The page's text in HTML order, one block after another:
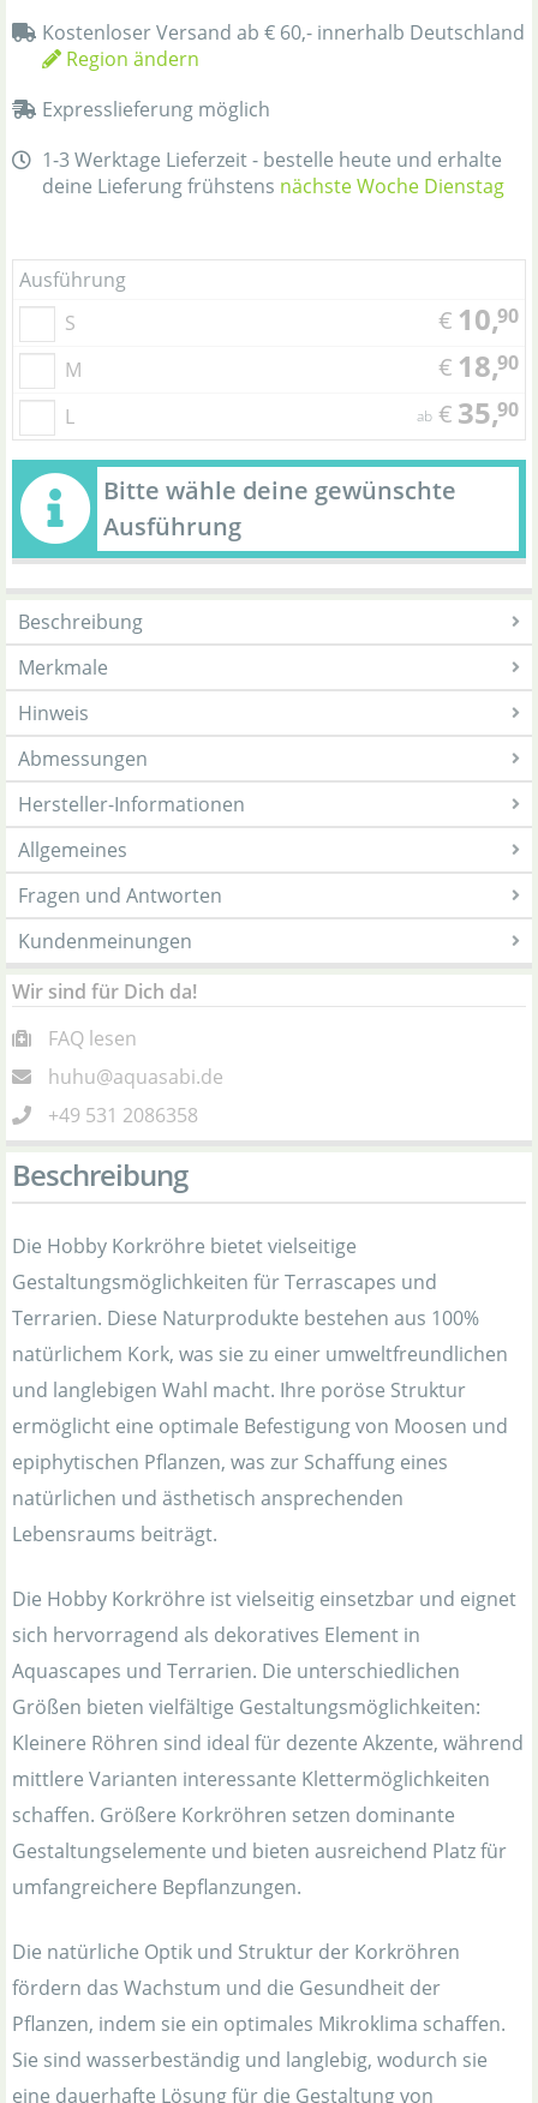
Kostenloser Versand ab € 60,- innerhalb Deutschland
Region ändern
Expresslieferung möglich
1-3 Werktage Lieferzeit - bestelle heute und erhalte
deine Lieferung frühstens nächste Woche Dienstag
Ausführung
S
€ 10,90
M € 18,90
L ab € 35,90
Bitte wähle deine gewünschte
Ausführung
Beschreibung
Merkmale
Hinweis
Abmessungen
Hersteller-Informationen
Allgemeines
Fragen und Antworten
Kundenmeinungen
Wir sind für Dich da!
FAQ lesen
huhu@aquasabi.de
+49 531 2086358
Beschreibung
Die Hobby Korkröhre bietet vielseitige
Gestaltungsmöglichkeiten für Terrascapes und
Terrarien. Diese Naturprodukte bestehen aus 100%
natürlichem Kork, was sie zu einer umweltfreundlichen
und langlebigen Wahl macht. Ihre poröse Struktur
ermöglicht eine optimale Befestigung von Moosen und
epiphytischen Pflanzen, was zur Schaffung eines
natürlichen und ästhetisch ansprechenden
Lebensraums beiträgt.
Die Hobby Korkröhre ist vielseitig einsetzbar und eignet
sich hervorragend als dekoratives Element in
Aquascapes und Terrarien. Die unterschiedlichen
Größen bieten vielfältige Gestaltungsmöglichkeiten:
Kleinere Röhren sind ideal für dezente Akzente, während
mittlere Varianten interessante Klettermöglichkeiten
schaffen. Größere Korkröhren setzen dominante
Gestaltungselemente und bieten ausreichend Platz für
umfangreichere Bepflanzungen.
Die natürliche Optik und Struktur der Korkröhren
fördern das Wachstum und die Gesundheit der
Pflanzen, indem sie ein optimales Mikroklima schaffen.
Sie sind wasserbeständig und langlebig, wodurch sie
eine dauerhafte Lösung für die Gestaltung von